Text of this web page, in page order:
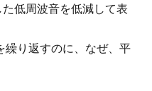
低周波音を低減して表
繰り返すのに、なぜ、平